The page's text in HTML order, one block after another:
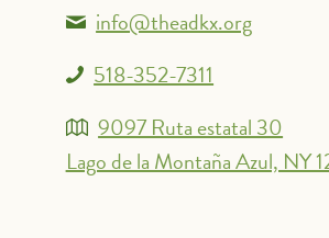
info@theadkx.org
518-352-7311
9097 Ruta estatal 30
Lago de la Montaña Azul, NY